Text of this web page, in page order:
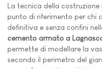
La tecnica della
punto di riferimento per chi
definitiva e senza confini
cemento armato a
permette di modellare la
secondo il perimetro del